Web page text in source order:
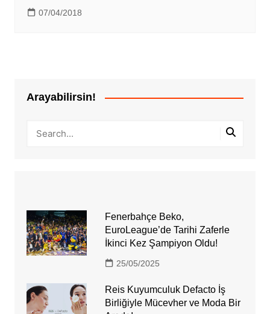
07/04/2018
Arayabilirsin!
Fenerbahçe Beko,
EuroLeague’de Tarihi Zaferle
İkinci Kez Şampiyon Oldu!
25/05/2025
Reis Kuyumculuk Defacto İş
Birliğiyle Mücevher ve Moda Bir